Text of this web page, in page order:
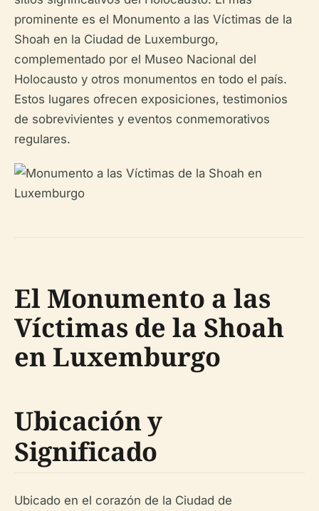
prominente es el Monumento a las Víctimas de la
Shoah en la Ciudad de Luxemburgo,
complementado por el Museo Nacional del
Holocausto y otros monumentos en todo el país.
Estos lugares ofrecen exposiciones, testimonios
de sobrevivientes y eventos conmemorativos
regulares.
El Monumento a las
Víctimas de la Shoah
en Luxemburgo
Ubicación y
Significado
Ubicado en el corazón de la Ciudad de